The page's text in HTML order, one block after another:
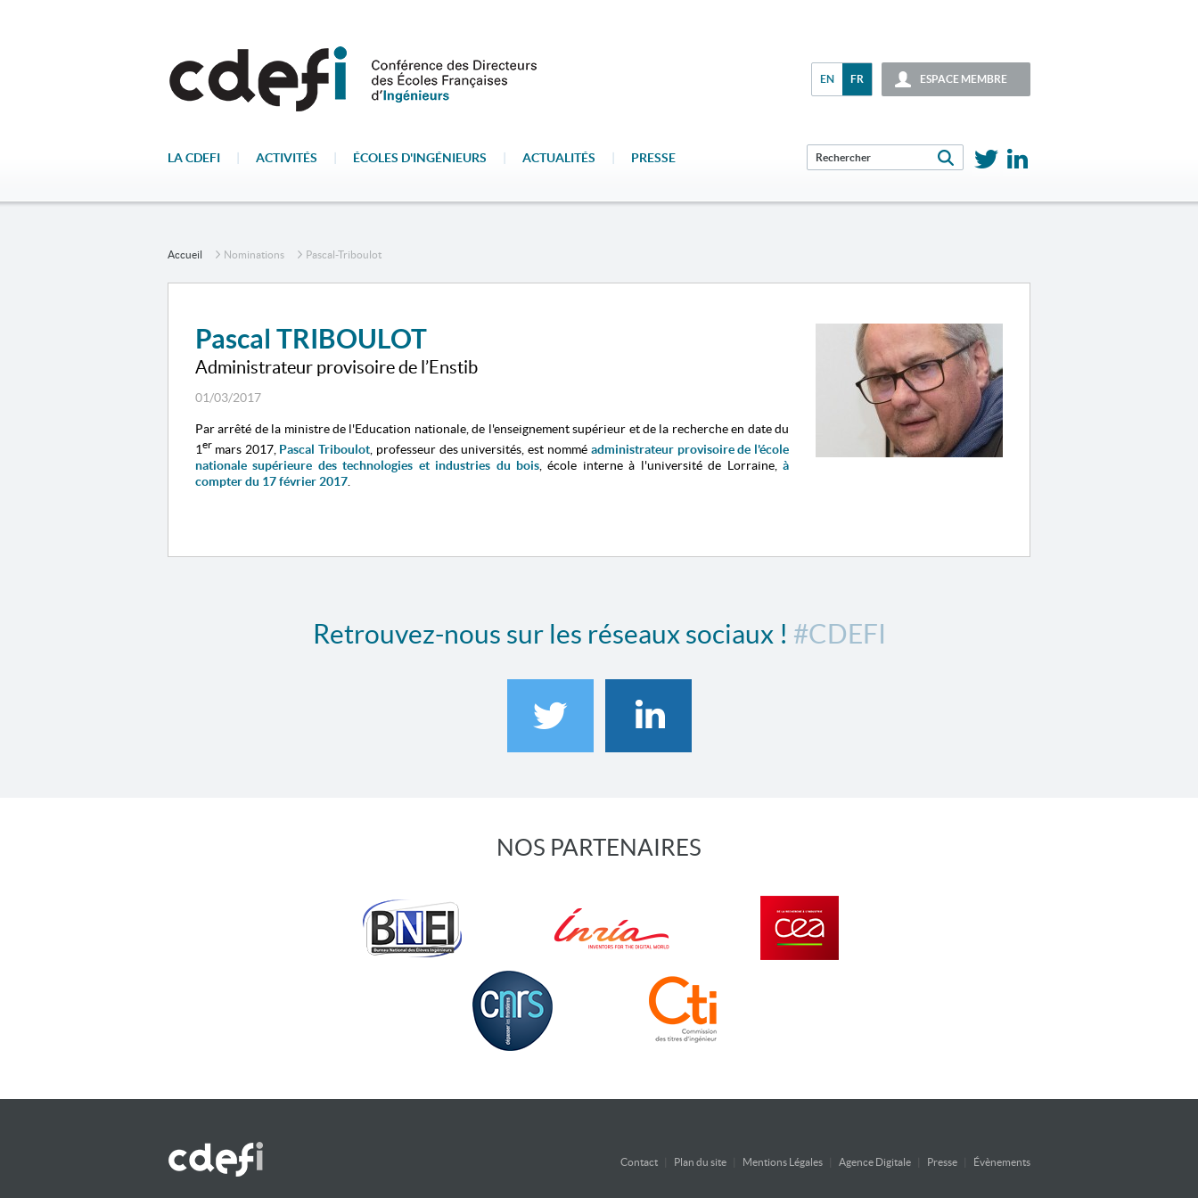
ESPACE MEMBRE
EN FR
LA CDEFI ACTIVITÉS ÉCOLES D'INGÉNIEURS ACTUALITÉS PRESSE
Accueil Nominations Pascal-Triboulot
Pascal TRIBOULOT
Administrateur provisoire de l’Enstib
01/03/2017
Par arrêté de la ministre de l'Education nationale, de l'enseignement supérieur et de la recherche en date du
1er mars 2017, Pascal Triboulot , professeur des universités, est nomméadministrateur provisoire de l'école
nationale supérieure des technologies et industries du bois , école interne à l'université de Lorraine, à
compter du 17 février 2017
Retrouvez-nous sur les réseaux sociaux ! #CDEFI
NOS PARTENAIRES
Contact Plan du site Mentions Légales Agence Digitale Presse Évènements